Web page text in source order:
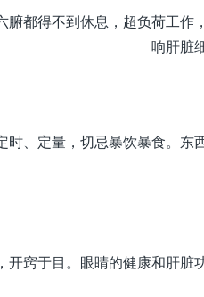
腑都得不到休息，超负荷工
响肝脏
时、定量，切忌暴饮暴食。东
开窍于目。眼睛的健康和肝脏